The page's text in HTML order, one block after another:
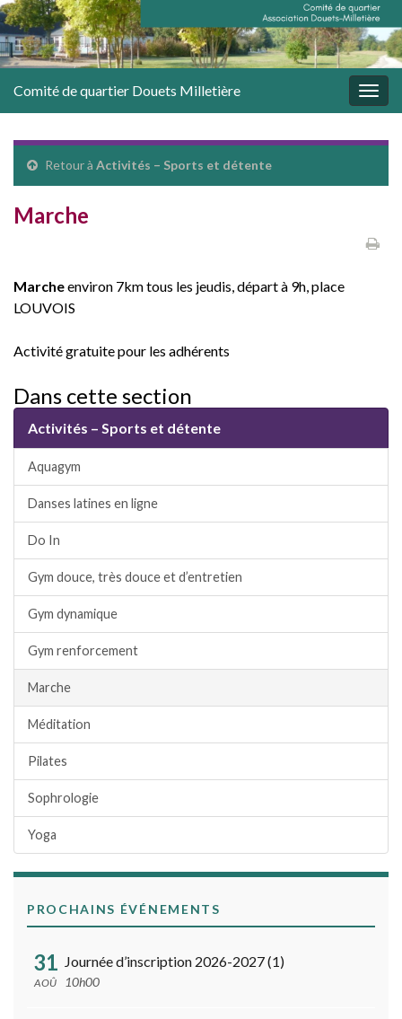
Comité de quartier Douets Milletière
Retour à Activités – Sports et détente
Marche
Marcheenviron 7km tous les jeudis, départ à 9h, place
LOUVOIS
Activité gratuite pour les adhérents
Dans cette section
Activités – Sports et détente
Aquagym
Danses latines en ligne
Do In
Gym douce, très douce et d’entretien
Gym dynamique
Gym renforcement
Marche
Méditation
Pilates
Sophrologie
Yoga
PROCHAINS ÉVÉNEMENTS
31
AOÛ
Journée d’inscription 2026-2027 (1)
10h00